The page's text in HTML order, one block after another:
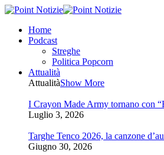
Home
Podcast
Streghe
Politica Popcorn
Attualità
AttualitàShow More
I Crayon Made Army tornano con
Luglio 3, 2026
Targhe Tenco 2026, la canzone
Giugno 30, 2026